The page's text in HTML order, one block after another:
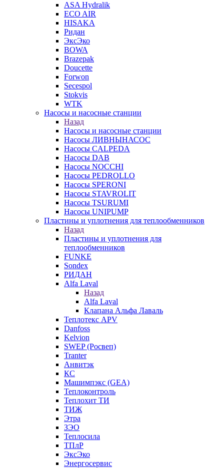
ASA Hydralik
ECO AIR
HISAKA
Ридан
ЭксЭко
BOWA
Brazepak
Doucette
Forwon
Secespol
Stokvis
WTK
Насосы и насосные станции
Назад
Насосы и насосные станции
Насосы ЛИВНЫНАСОС
Насосы CALPEDA
Насосы DAB
Насосы NOCCHI
Насосы PEDROLLO
Насосы SPERONI
Насосы STAVROLIT
Насосы TSURUMI
Насосы UNIPUMP
Пластины и уплотнения для теплообменников
Назад
Пластины и уплотнения для
теплообменников
FUNKE
Sondex
РИДАН
Alfa Laval
Назад
Alfa Laval
Клапана Альфа Лаваль
Теплотекс APV
Danfoss
Kelvion
SWEP (Росвеп)
Tranter
Анвитэк
КС
Машимпэкс (GEA)
Теплоконтроль
Теплохит ТИ
ТИЖ
Этра
ЗЭО
Теплосила
ТПлР
ЭксЭко
Энергосервис